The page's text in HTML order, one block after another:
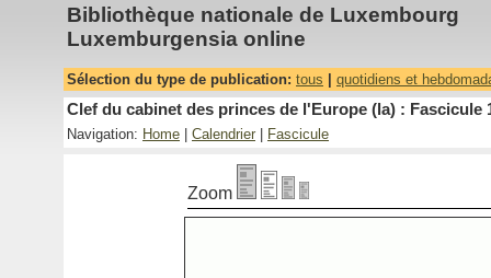
Bibliothèque nationale de Luxembourg
Luxemburgensia online
Sélection du type de publication: tous quotidiens et
Clef du cabinet des princes de l'Europe (la) : Fascicule
Navigation: Home Calendrier Fascicule
Zoom